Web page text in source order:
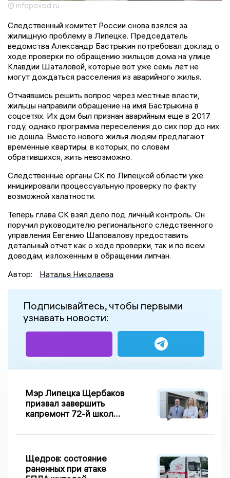
© infopovod.ru
Следственный комитет России снова взялся за
жилищную проблему в Липецке. Председатель
ведомства Александр Бастрыкин потребовал доклад о
ходе проверки по обращению жильцов дома на улице
Клавдии Шаталовой, которые вот уже семь лет не
могут дождаться расселения из аварийного жилья.
Отчаявшись решить вопрос через местные власти,
жильцы направили обращение на имя Бастрыкина в
соцсетях. Их дом был признан аварийным еще в 2017
году, однако программа переселения до сих пор до них
не дошла. Вместо нового жилья людям предлагают
временные квартиры, в которых, по словам
обратившихся, жить невозможно.
Следственные органы СК по Липецкой области уже
инициировали процессуальную проверку по факту
возможной халатности.
Теперь глава СК взял дело под личный контроль. Он
поручил руководителю регионального следственного
управления Евгению Шаповалову предоставить
детальный отчет как о ходе проверки, так и по всем
доводам, изложенным в обращении липчан.
Автор:
Наталья Николаева
Подписывайтесь, чтобы первыми
узнавать новости:
Мэр Липецка Щербаков
призвал завершить
капремонт 72-й школы
Щедров: состояние
раненных при атаке